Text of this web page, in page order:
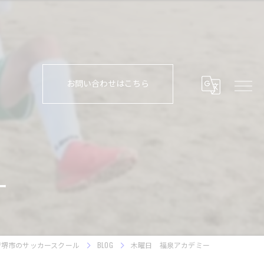
お問い合わせはこちら
市のサッカースクール BLOG 木曜日 福泉アカデミー